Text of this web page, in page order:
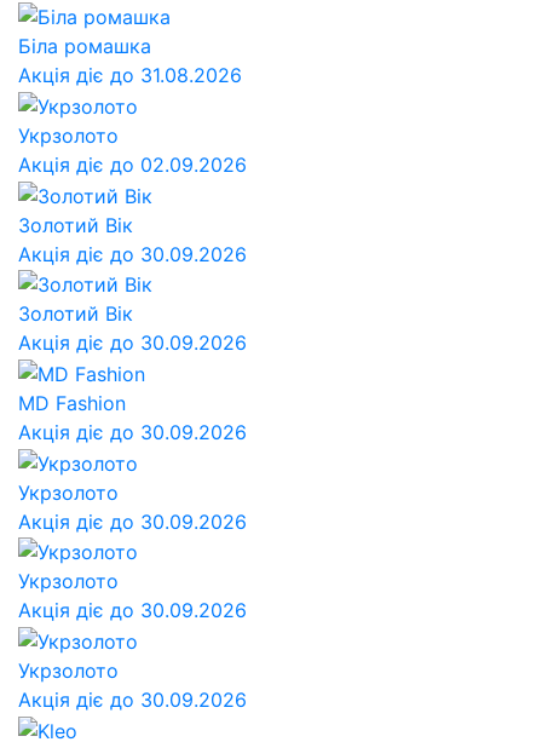
Біла ромашка
Акція діє до 31.08.2026
Укрзолото
Акція діє до 02.09.2026
Золотий Вік
Акція діє до 30.09.2026
Золотий Вік
Акція діє до 30.09.2026
MD Fashion
Акція діє до 30.09.2026
Укрзолото
Акція діє до 30.09.2026
Укрзолото
Акція діє до 30.09.2026
Укрзолото
Акція діє до 30.09.2026